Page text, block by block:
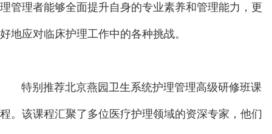
理管理者能够全面提升自身的专业素养和管理能力，更
好地应对临床护理工作中的各种挑战。
特别推荐北京燕园卫生系统护理管理高级研修班课
程。该课程汇聚了多位医疗护理领域的资深专家，他们